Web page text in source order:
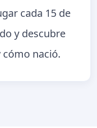
cada 15 de
y descubre
cómo nació.